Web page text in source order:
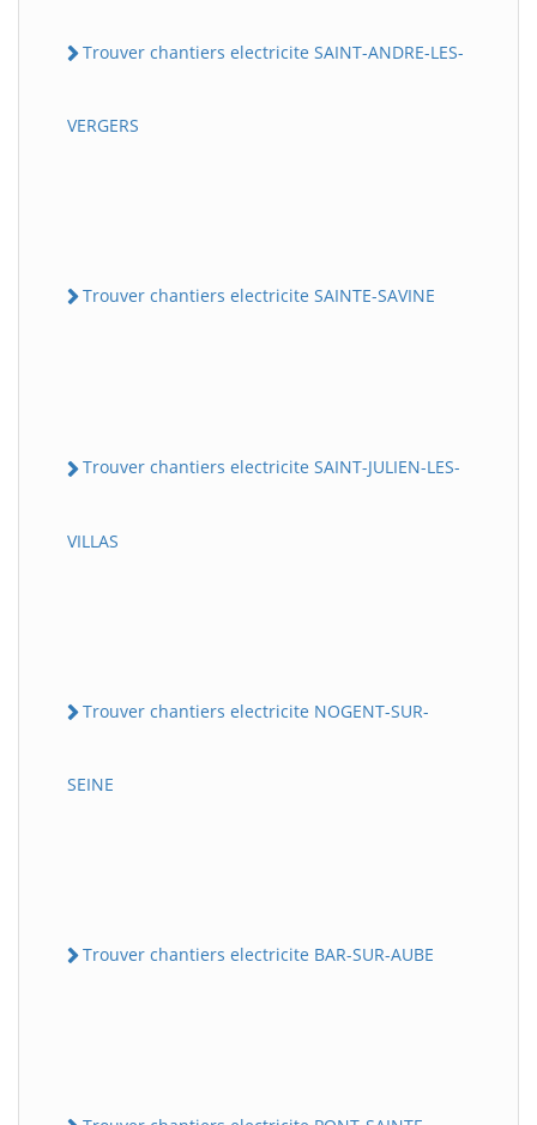
Trouver chantiers electricite SAINT-ANDRE-LES-
VERGERS
Trouver chantiers electricite SAINTE-SAVINE
Trouver chantiers electricite SAINT-JULIEN-LES-
VILLAS
Trouver chantiers electricite NOGENT-SUR-
SEINE
Trouver chantiers electricite BAR-SUR-AUBE